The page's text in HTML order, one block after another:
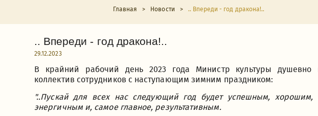
Главная > Новости > .. Впереди - год дракона!..
.. Впереди - год дракона!..
29.12.2023
В крайний рабочий день 2023 года Министр культуры душевно
коллектив сотрудников с наступающим зимним праздником:
"..Пускай для всех нас следующий год будет успешным, хорошим,
энергичным и, самое главное, результативным.